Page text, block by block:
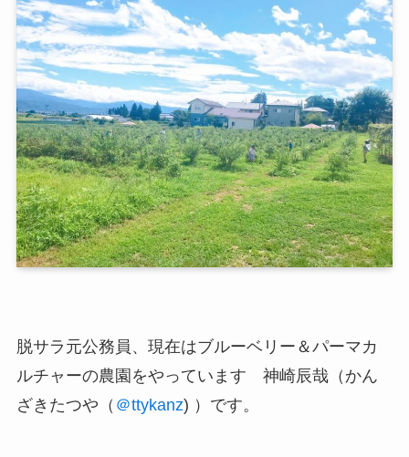
脱サラ元公務員、現在はブルーベリー＆パーマカ
ルチャーの農園 をやっています 神崎辰哉（かん
ざきたつや（ ＠ttykanz) ）です。